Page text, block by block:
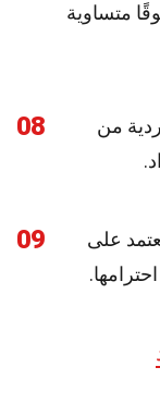
متساوية
08
من
09
على